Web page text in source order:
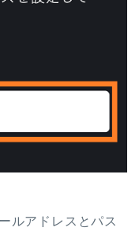
ルアドレスとパス